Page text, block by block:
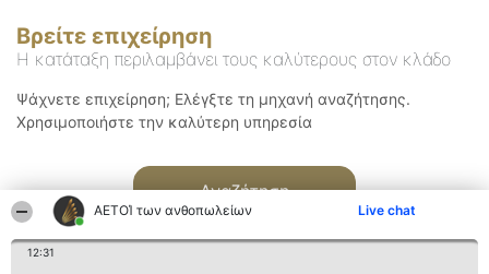
ΑΕΤΟΊ των ανθοπωλείων Live chat
12:31
Βρείτε επιχείρηση
Η κατάταξη περιλαμβάνει τους καλύτερους στον κλάδο
Ψάχνετε επιχείρηση; Ελέγξτε τη μηχανή αναζήτησης.
Χρησιμοποιήστε την καλύτερη υπηρεσία
Αναζήτηση